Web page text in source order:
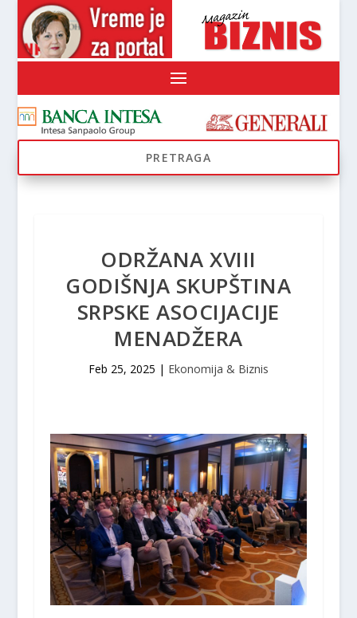
ODRŽANA XVIII
GODIŠNJA SKUPŠTINA
SRPSKE ASOCIJACIJE
MENADŽERA
Feb 25, 2025 | Ekonomija & Biznis